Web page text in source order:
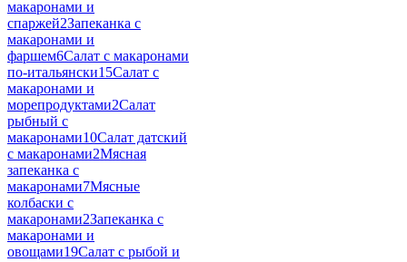
макаронами и
спаржей2Запеканка с
макаронами и
фаршем6Салат с макаронами
по-итальянски15Салат с
макаронами и
морепродуктами2Салат
рыбный с
макаронами10Салат датский
с макаронами2Мясная
запеканка с
макаронами7Мясные
колбаски с
макаронами2Запеканка с
макаронами и
овощами19Салат с рыбой и